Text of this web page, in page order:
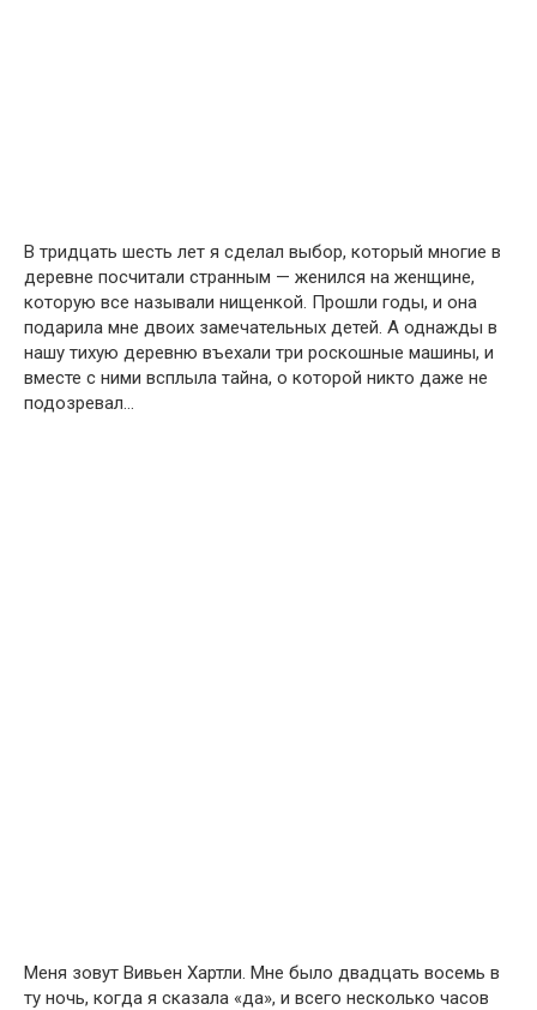
В тридцать шесть лет я сделал выбор, который многие в
деревне посчитали странным — женился на женщине,
которую все называли нищенкой. Прошли годы, и она
подарила мне двоих замечательных детей. А однажды в
нашу тихую деревню въехали три роскошные машины, и
вместе с ними всплыла тайна, о которой никто даже не
подозревал…
Меня зовут Вивьен Хартли. Мне было двадцать восемь в
ту ночь, когда я сказала «да», и всего несколько часов